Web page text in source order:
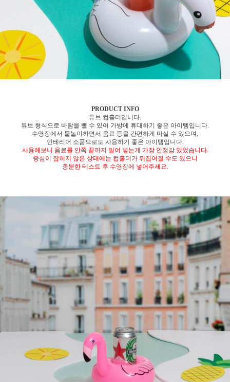
PRODUCT INFO
튜브 컵홀더입니다.
튜브 형식으로 바람을 뺄 수 있어 가방에 휴대하기 좋은 아이템입니다.
수영장에서 물놀이하면서 음료 등을 간편하게 마실 수 있으며,
인테리어 소품으로도 사용하기 좋은 아이템입니다.
사용해보니 음료를 안쪽 끝까지 밀어 넣는게 가장 안정감 있었습니다.
중심이 잡히지 않은 상태에는 컵홀더가 뒤집어질 수도 있으니
충분한 테스트 후 수영장에 넣어주세요.